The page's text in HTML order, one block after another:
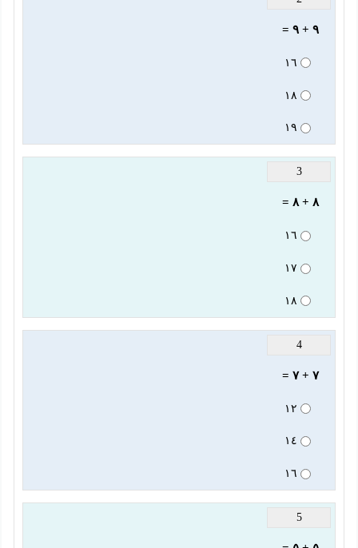
٩ + ٩ =
١٦
١٨
١٩
3
٨ + ٨ =
١٦
١٧
١٨
4
٧ + ٧ =
١٢
١٤
١٦
5